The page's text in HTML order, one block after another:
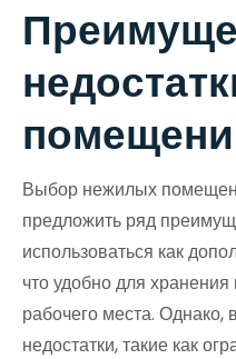
Выбор нежилых
предложить ряд
использоваться как
что удобно для
рабочего места. Однако,
недостатки, такие как